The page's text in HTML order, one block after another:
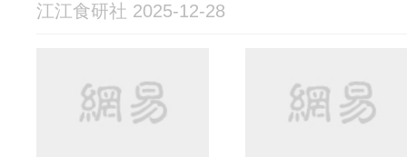
江江食研社 2025-12-28